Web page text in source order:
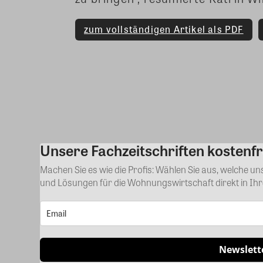
zum vollständigen Artikel als PDF
Unsere Fachzeitschriften
Machen Sie es wie die Profis: Wählen Sie aus, welche
und Lösungen für die Wohnungswirtschaft direkt in